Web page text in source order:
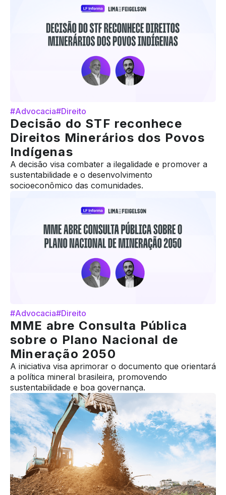
#Advocacia#Direito
Decisão do STF reconhece
Direitos Minerários dos Povos
Indígenas
A decisão visa combater a ilegalidade e promover a
sustentabilidade e o desenvolvimento
socioeconômico das comunidades.
#Advocacia#Direito
MME abre Consulta Pública
sobre o Plano Nacional de
Mineração 2050
A iniciativa visa aprimorar o documento que orientará
a política mineral brasileira, promovendo
sustentabilidade e boa governança.